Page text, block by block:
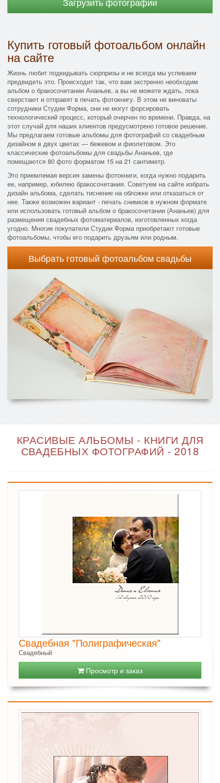
Купить готовый фотоальбом онлайн
на сайте
Жизнь любит подкидывать сюрпризы и не всегда мы успеваем
предвидеть это. Происходит так, что вам экстренно необходим
альбом о бракосочетании Ананьев, а вы не можете ждать, пока
сверстают и отправят в печать фотокнигу. В этом не виноваты
сотрудники Студии Форма, они не могут форсировать
технологический процесс, который очерчен по времени. Правда, на
этот случай для наших клиентов предусмотрено готовое решение.
Мы предлагаем готовые альбомы для фотографий со свадебным
дизайном в двух цветах — бежевом и фиолетовом. Это
классические фотоальбомы для свадьбы Ананьев, где
помещаются 80 фото форматом 15 на 21 сантиметр.
Это приемлемая версия замены фотокниги, когда нужно подарить
ее, например, юбилею бракосочетания. Советуем на сайте избрать
дизайн альбома, сделать тиснение на обложке или отказаться от
нее. Также возможен вариант - печать снимков в нужном формате
или использовать готовый альбом о бракосочетании (Ананьев) для
размещения свадебных фотоматериалов, изготовленных когда
угодно. Многие покупатели Студии Форма приобретают готовые
фотоальбомы, чтобы его подарить друзьям или родным.
Выбрать готовый фотоальбом свадьбы
КРАСИВЫЕ АЛЬБОМЫ - КНИГИ ДЛЯ
СВАДЕБНЫХ ФОТОГРАФИЙ - 2018
Свадебная "Полиграфическая"
Свадебный
Просмотр и заказ